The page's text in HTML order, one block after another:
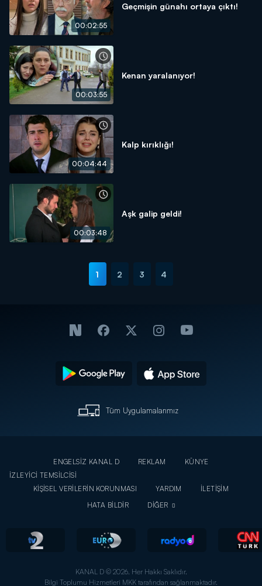
00:02:55
Geçmişin günahı ortaya çıktı!
00:03:55
Kenan yaralanıyor!
00:04:44
Kalp kırıklığı!
00:03:48
Aşk galip geldi!
1 2 3 4
Tüm Uygulamalarımız
ENGELSİZ KANAL D REKLAM
KÜNYE
İZLEYİCİ TEMSİLCİSİ
KİŞİSEL VERİLERİN KORUNMASI
YARDIM
İLETİŞİM
HATA BİLDİR
DİĞER
KANAL D © 2026. Her Hakkı Saklıdır.
Bilgi Toplumu Hizmetleri MKK tarafından sağlanmaktadır.